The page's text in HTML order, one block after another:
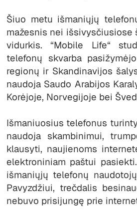
Šiuo metu išmaniųjų
mažesnis nei išsivysčiusiose
vidurkis. “Mobile Life“
telefonų skvarba
regionų ir Skandinavijos
naudoja Saudo Arabijos
Korėjoje, Norvegijoje bei
Išmaniuosius telefonus
naudoja skambinimui,
klausyti, naujienoms
elektroniniam paštui
išmaniųjų telefonų
Pavyzdžiui, trečdalis
nebuvo prisijungę prie